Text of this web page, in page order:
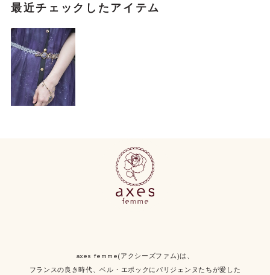
最近チェックしたアイテム
axes femme(アクシーズファム)は、
フランスの良き時代、ベル・エポックにパリジェンヌたちが愛した